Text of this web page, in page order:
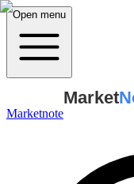
Open menu
Marketnote
Market